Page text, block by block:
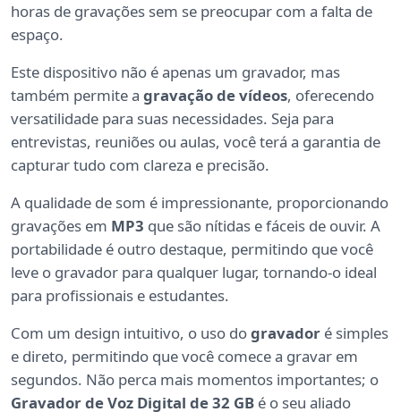
horas de gravações sem se preocupar com a falta de
espaço.
Este dispositivo não é apenas um gravador, mas
também permite a gravação de vídeos, oferecendo
versatilidade para suas necessidades. Seja para
entrevistas, reuniões ou aulas, você terá a garantia de
capturar tudo com clareza e precisão.
A qualidade de som é impressionante, proporcionando
gravações em MP3 que são nítidas e fáceis de ouvir. A
portabilidade é outro destaque, permitindo que você
leve o gravador para qualquer lugar, tornando-o ideal
para profissionais e estudantes.
Com um design intuitivo, o uso dogravador é simples
e direto, permitindo que você comece a gravar em
segundos. Não perca mais momentos importantes; o
Gravador de Voz Digital de 32 GB é o seu aliado